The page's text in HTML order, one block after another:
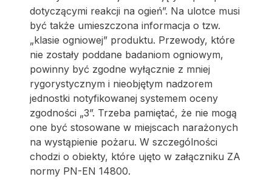
dotyczącymi reakcji na ogień”. Na ulotce musi
być także umieszczona informacja o tzw.
„klasie ogniowej” produktu. Przewody, które
nie zostały poddane badaniom ogniowym,
powinny być zgodne wyłącznie z mniej
rygorystycznym i nieobjętym nadzorem
jednostki notyfikowanej systemem oceny
zgodności „3”. Trzeba pamiętać, że nie mogą
one być stosowane w miejscach narażonych
na wystąpienie pożaru. W szczególności
chodzi o obiekty, które ujęto w załączniku ZA
normy PN-EN 14800.